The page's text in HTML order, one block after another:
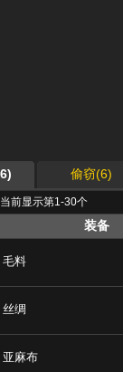
偷窃(6)
前显示第1-30个
装备
毛料
丝绸
亚麻布